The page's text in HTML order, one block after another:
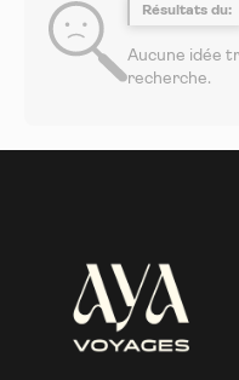
Résultats du:
Aucune idée
recherche.